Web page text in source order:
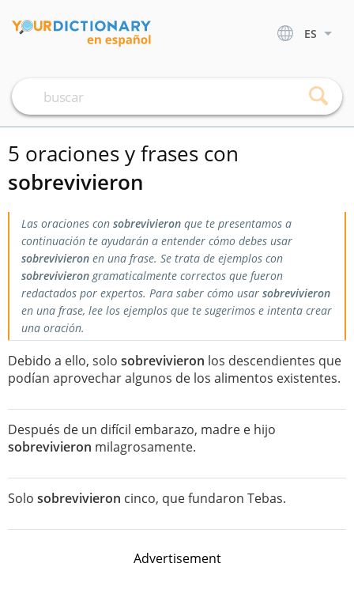
ES
5 oraciones y frases con
sobrevivieron
Las oraciones con sobrevivieron que te presentamos a
continuación te ayudarán a entender cómo debes usar
sobrevivieron en una frase. Se trata de ejemplos con
sobrevivierongramaticalmente correctos que fueron
redactados por expertos. Para saber cómo usar sobrevivieron
en una frase, lee los ejemplos que te sugerimos e intenta crear
una oración.
Debido a ello, solo sobrevivieron los descendientes que
podían aprovechar algunos de los alimentos existentes.
Después de un difícil embarazo, madre e hijo
sobrevivieron milagrosamente.
Solo sobrevivieron cinco, que fundaron Tebas.
Advertisement